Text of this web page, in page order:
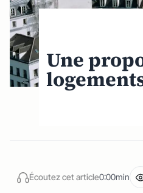
Une
Écoutez cet article0:00min